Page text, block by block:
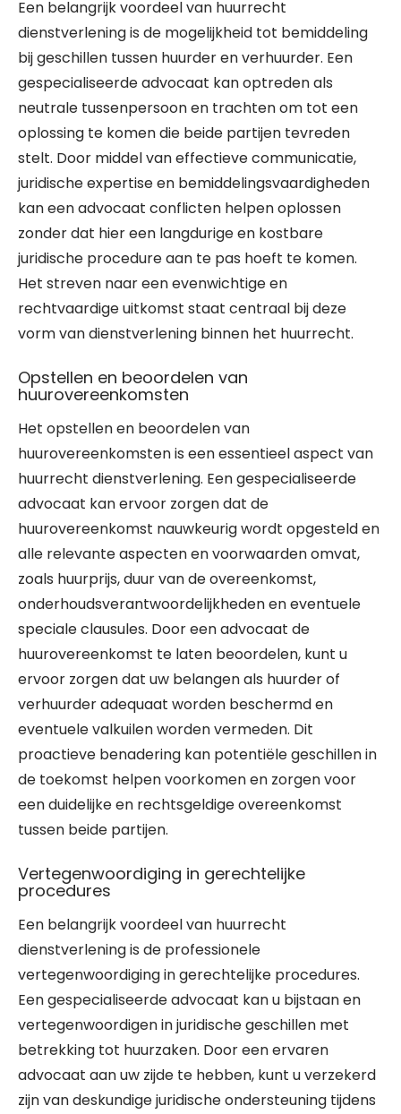
Een belangrijk voordeel van huurrecht
dienstverlening is de mogelijkheid tot bemiddeling
bij geschillen tussen huurder en verhuurder. Een
gespecialiseerde advocaat kan optreden als
neutrale tussenpersoon en trachten om tot een
oplossing te komen die beide partijen tevreden
stelt. Door middel van effectieve communicatie,
juridische expertise en bemiddelingsvaardigheden
kan een advocaat conflicten helpen oplossen
zonder dat hier een langdurige en kostbare
juridische procedure aan te pas hoeft te komen.
Het streven naar een evenwichtige en
rechtvaardige uitkomst staat centraal bij deze
vorm van dienstverlening binnen het huurrecht.
Opstellen en beoordelen van
huurovereenkomsten
Het opstellen en beoordelen van
huurovereenkomsten is een essentieel aspect van
huurrecht dienstverlening. Een gespecialiseerde
advocaat kan ervoor zorgen dat de
huurovereenkomst nauwkeurig wordt opgesteld en
alle relevante aspecten en voorwaarden omvat,
zoals huurprijs, duur van de overeenkomst,
onderhoudsverantwoordelijkheden en eventuele
speciale clausules. Door een advocaat de
huurovereenkomst te laten beoordelen, kunt u
ervoor zorgen dat uw belangen als huurder of
verhuurder adequaat worden beschermd en
eventuele valkuilen worden vermeden. Dit
proactieve benadering kan potentiële geschillen in
de toekomst helpen voorkomen en zorgen voor
een duidelijke en rechtsgeldige overeenkomst
tussen beide partijen.
Vertegenwoordiging in gerechtelijke
procedures
Een belangrijk voordeel van huurrecht
dienstverlening is de professionele
vertegenwoordiging in gerechtelijke procedures.
Een gespecialiseerde advocaat kan u bijstaan en
vertegenwoordigen in juridische geschillen met
betrekking tot huurzaken. Door een ervaren
advocaat aan uw zijde te hebben, kunt u verzekerd
zijn van deskundige juridische ondersteuning tijdens